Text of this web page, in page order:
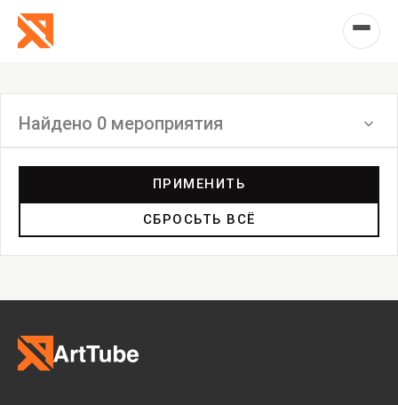
Найдено 0 мероприятия
Дискуссия
Пост-релиз
Пресс-конференция
ПРИМЕНИТЬ
СБРОСЬТЬ ВСЁ